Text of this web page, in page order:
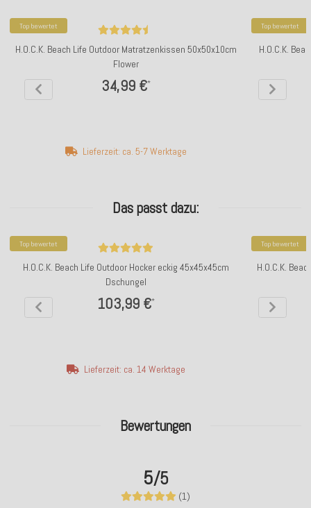
Bewertungen
5/5
(1)
Top bewertet
H.O.C.K. Beach Life Outdoor Matratzenkissen 50x50x10cm
Flower
34,99 €*
Lieferzeit: ca. 5-7 Werktage
Top bewertet
H.O.C.K.
Das passt dazu:
Top bewertet
H.O.C.K. Beach Life Outdoor Hocker eckig 45x45x45cm
Dschungel
103,99 €*
Lieferzeit: ca. 14 Werktage
Top bewertet
H.O.C.K.